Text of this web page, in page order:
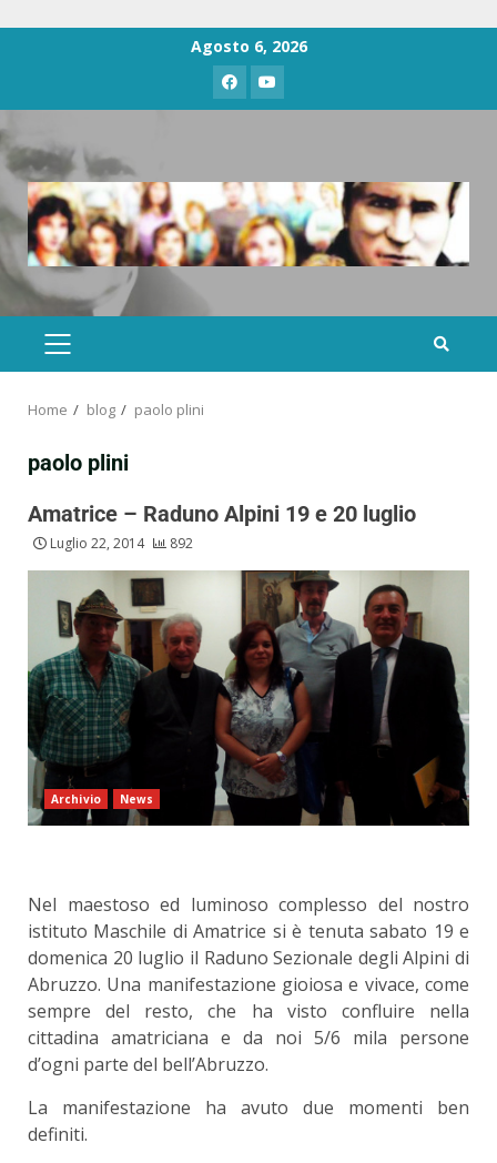
Agosto 6, 2026
Home blog paolo plini
paolo plini
Amatrice – Raduno Alpini 19 e 20 luglio
Luglio 22, 2014 892
Archivio News
Nel maestoso ed luminoso complesso del nostro
istituto Maschile di Amatrice si è tenuta sabato 19 e
domenica 20 luglio il Raduno Sezionale degli Alpini di
Abruzzo. Una manifestazione gioiosa e vivace, come
sempre del resto, che ha visto confluire nella
cittadina amatriciana e da noi 5/6 mila persone
d’ogni parte del bell’Abruzzo.
La manifestazione ha avuto due momenti ben
definiti.